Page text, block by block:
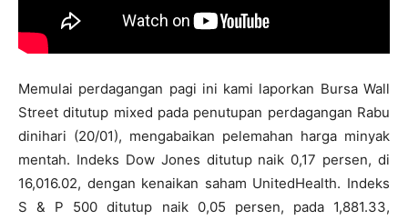
Memulai perdagangan pagi ini kami laporkan Bursa Wall
Street ditutup mixed pada penutupan perdagangan Rabu
dinihari (20/01), mengabaikan pelemahan harga minyak
mentah. Indeks Dow Jones ditutup naik 0,17 persen, di
16,016.02, dengan kenaikan saham UnitedHealth. Indeks
S & P 500 ditutup naik 0,05 persen, pada 1,881.33,